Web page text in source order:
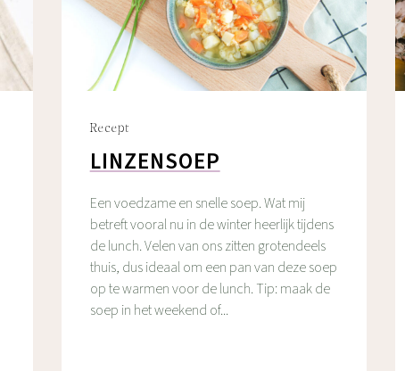
Recept
LINZENSOEP
Een voedzame en snelle soep. Wat mij
betreft vooral nu in de winter heerlijk tijdens
de lunch. Velen van ons zitten grotendeels
thuis, dus ideaal om een pan van deze soep
op te warmen voor de lunch. Tip: maak de
soep in het weekend of...